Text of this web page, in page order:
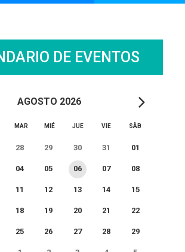
DE EVENTOS
AGOSTO 2026
MAR MIÉ JUE VIE SÅB
28 29 30 31 01
04 05 06 07 08
11 12 13 14 15
18 19 20 21 22
25 26 27 28 29